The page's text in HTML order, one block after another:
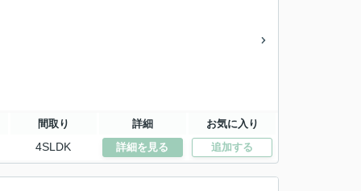
間取り 詳細 お気に入り
4SLDK 詳細を見る 追加する